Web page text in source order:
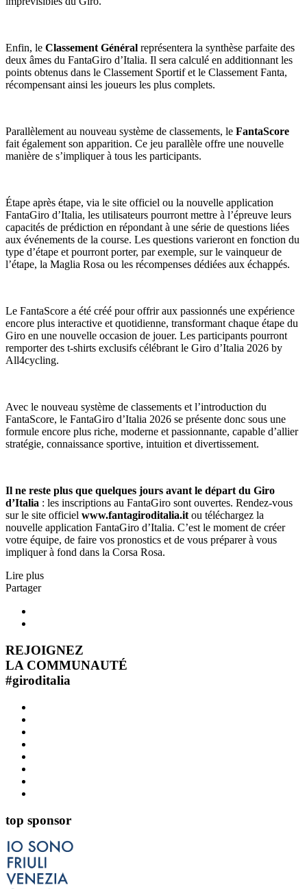
Enfin, le Classement Général représentera la synthèse parfaite des
deux âmes du FantaGiro d’Italia. Il sera calculé en additionnant les
points obtenus dans le Classement Sportif et le Classement Fanta,
récompensant ainsi les joueurs les plus complets.
Parallèlement au nouveau système de classements, le FantaScore
fait également son apparition. Ce jeu parallèle offre une nouvelle
manière de s’impliquer à tous les participants.
Étape après étape, via le site officiel ou la nouvelle application
FantaGiro d’Italia, les utilisateurs pourront mettre à l’épreuve leurs
capacités de prédiction en répondant à une série de questions liées
aux événements de la course. Les questions varieront en fonction du
type d’étape et pourront porter, par exemple, sur le vainqueur de
l’étape, la Maglia Rosa ou les récompenses dédiées aux échappés.
Le FantaScore a été créé pour offrir aux passionnés une expérience
encore plus interactive et quotidienne, transformant chaque étape du
Giro en une nouvelle occasion de jouer. Les participants pourront
remporter des t-shirts exclusifs célébrant le Giro d’Italia 2026 by
All4cycling.
Avec le nouveau système de classements et l’introduction du
FantaScore, le FantaGiro d’Italia 2026 se présente donc sous une
formule encore plus riche, moderne et passionnante, capable d’allier
stratégie, connaissance sportive, intuition et divertissement.
Il ne reste plus que quelques jours avant le départ du Giro
d’Italia : les inscriptions au FantaGiro sont ouvertes. Rendez-vous
sur le site officiel www.fantagiroditalia.itou téléchargez la
nouvelle application FantaGiro d’Italia. C’est le moment de créer
votre équipe, de faire vos pronostics et de vous préparer à vous
impliquer à fond dans la Corsa Rosa.
Lire plus
Partager
REJOIGNEZ
LA COMMUNAUTÉ
#giroditalia
top sponsor